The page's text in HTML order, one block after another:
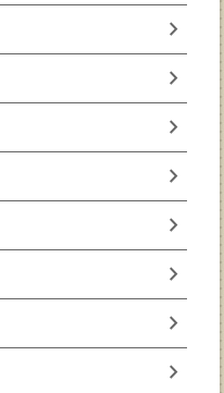
chevron_right
chevron_right
chevron_right
chevron_right
chevron_right
chevron_right
chevron_right
chevron_right